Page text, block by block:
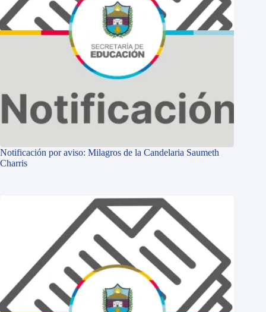
Notificación por aviso: Milagros de la Candelaria Saumeth
Charris